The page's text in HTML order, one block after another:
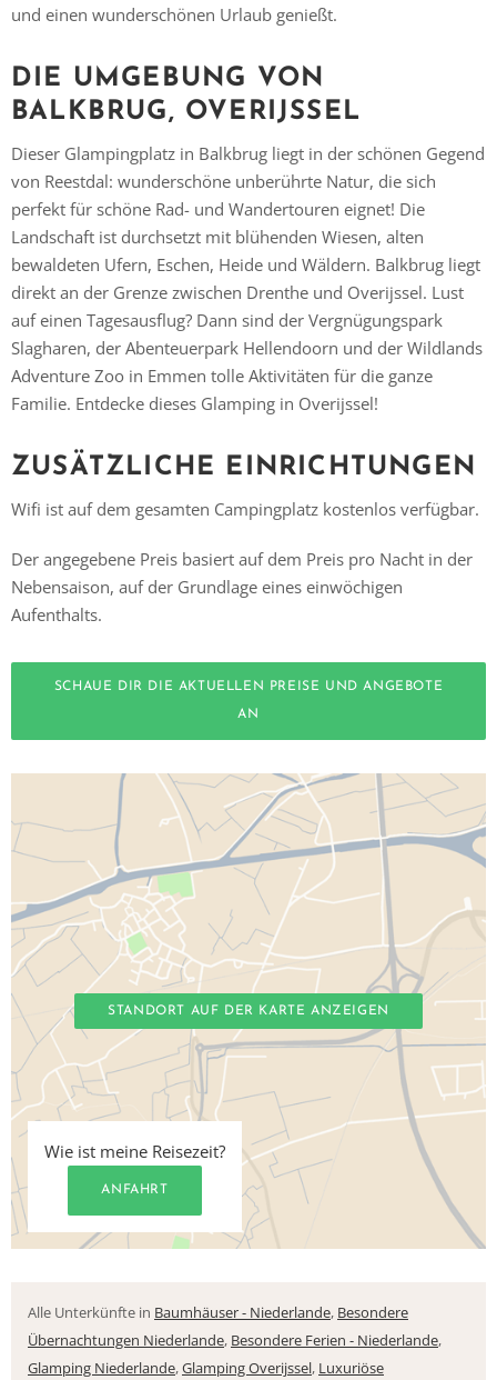
und einen wunderschönen Urlaub genießt.
DIE UMGEBUNG VON
BALKBRUG, OVERIJSSEL
Dieser Glampingplatz in Balkbrug liegt in der schönen Gegend
von Reestdal: wunderschöne unberührte Natur, die sich
perfekt für schöne Rad- und Wandertouren eignet! Die
Landschaft ist durchsetzt mit blühenden Wiesen, alten
bewaldeten Ufern, Eschen, Heide und Wäldern. Balkbrug liegt
direkt an der Grenze zwischen Drenthe und Overijssel. Lust
auf einen Tagesausflug? Dann sind der Vergnügungspark
Slagharen, der Abenteuerpark Hellendoorn und der Wildlands
Adventure Zoo in Emmen tolle Aktivitäten für die ganze
Familie. Entdecke dieses Glamping in Overijssel!
ZUSÄTZLICHE EINRICHTUNGEN
Wifi ist auf dem gesamten Campingplatz kostenlos verfügbar.
Der angegebene Preis basiert auf dem Preis pro Nacht in der
Nebensaison, auf der Grundlage eines einwöchigen
Aufenthalts.
SCHAUE DIR DIE AKTUELLEN PREISE UND ANGEBOTE
AN
STANDORT AUF DER KARTE ANZEIGEN
Wie ist meine Reisezeit?
ANFAHRT
Alle Unterkünfte in Baumhäuser - Niederlande, Besondere
Übernachtungen Niederlande, Besondere Ferien - Niederlande,
Glamping Niederlande,Glamping Overijssel, Luxuriöse
Vielen Dank für das Abonnieren unseres Newsletters.